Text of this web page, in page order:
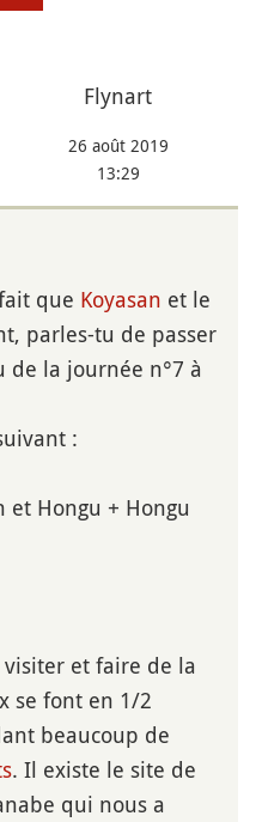
Flynart
26 août 2019
13:29
que Koyasan et le
parles-tu de passer
de la journée n°7 à
:
et Hongu + Hongu
et faire de la
se font en 1/2
beaucoup de
. Il existe le site de
qui nous a